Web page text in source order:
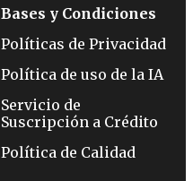
Bases y Condiciones
Políticas de Privacidad
Política de uso de la IA
Servicio de
Suscripción a Crédito
Política de Calidad